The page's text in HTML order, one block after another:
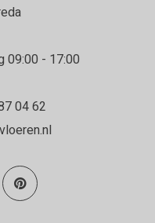
09:00 - 17:00
04 62